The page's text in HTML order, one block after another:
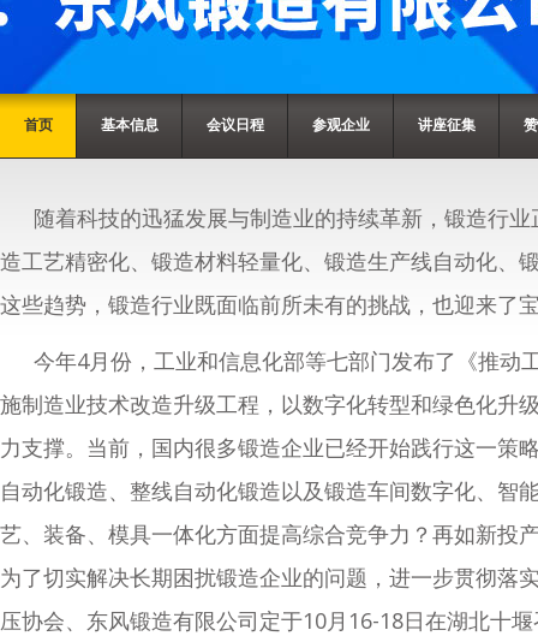
首页 基本信息 会议日程 参观企业 讲座征集
随着科技的迅猛发展与制造业的持续革新，锻造行
造工艺精密化、锻造材料轻量化、锻造生产线自动化、
这些趋势，锻造行业既面临前所未有的挑战，也迎来了
今年4月份，工业和信息化部等七部门发布了《推动
施制造业技术改造升级工程，以数字化转型和绿色化升
力支撑。当前，国内很多锻造企业已经开始践行这一策
自动化锻造、整线自动化锻造以及锻造车间数字化、智
艺、装备、模具一体化方面提高综合竞争力？再如新
为了切实解决长期困扰锻造企业的问题，进一步贯彻落
压协会、东风锻造有限公司定于10月16-18日在湖北十